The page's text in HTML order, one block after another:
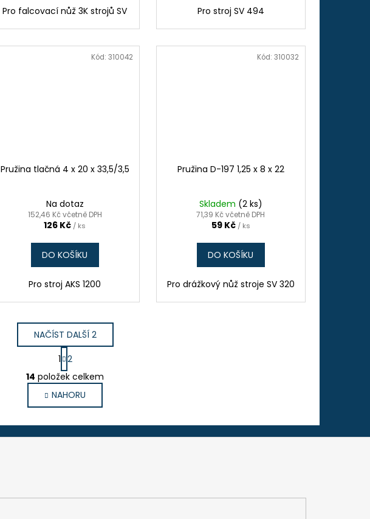
Pro falcovací nůž 3K strojů SV Pro stroj SV 494
Pružina tlačná 4 x 20 x 33,5/3,5
Na dotaz
152,46 Kč včetně DPH
126 Kč / ks
DO KOŠÍKU
Pro stroj AKS 1200
Kód: 310042
Pružina D-197 1,25 x 8 x 22
Skladem (2 ks)
71,39 Kč včetně DPH
59 Kč / ks
DO KOŠÍKU
Pro drážkový nůž stroje SV 320
Kód: 310032
O
v
l
á
d
a
NAČÍST DALŠÍ 2
S
t
r
á
n
k
1 2
14 položek celkem
NAHORU